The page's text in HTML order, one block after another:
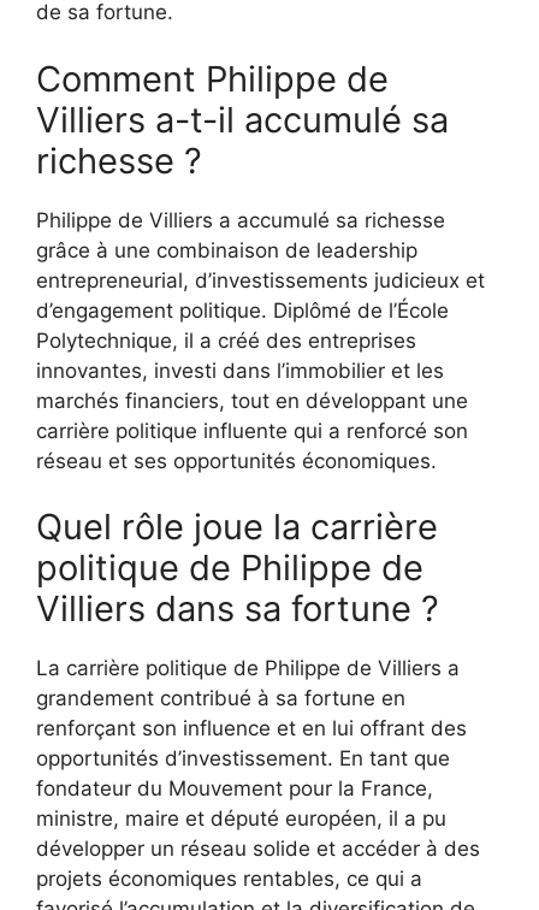
de sa fortune.
Comment Philippe de
Villiers a-t-il accumulé sa
richesse ?
Philippe de Villiers a accumulé sa richesse
grâce à une combinaison de leadership
entrepreneurial, d’investissements judicieux et
d’engagement politique. Diplômé de l’École
Polytechnique, il a créé des entreprises
innovantes, investi dans l’immobilier et les
marchés financiers, tout en développant une
carrière politique influente qui a renforcé son
réseau et ses opportunités économiques.
Quel rôle joue la carrière
politique de Philippe de
Villiers dans sa fortune ?
La carrière politique de Philippe de Villiers a
grandement contribué à sa fortune en
renforçant son influence et en lui offrant des
opportunités d’investissement. En tant que
fondateur du Mouvement pour la France,
ministre, maire et député européen, il a pu
développer un réseau solide et accéder à des
projets économiques rentables, ce qui a